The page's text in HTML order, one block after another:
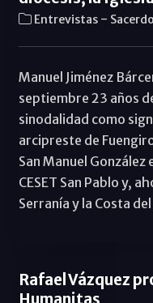
Entrevistas -
Manuel Jiménez
septiembre 23 años
sinodalidad como
arcipreste de
San Manuel
CESET San Pablo y,
Serranía y la Costa del
Rafael Vázquez